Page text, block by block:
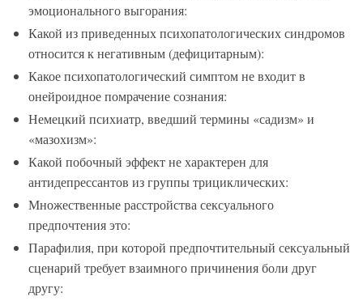
эмоционального выгорания:
Какой из приведенных психопатологических синдромов
относится к негативным (дефицитарным):
Какое психопатологический симптом не входит в
онейроидное помрачение сознания:
Немецкий психиатр, введший термины «садизм» и
«мазохизм»:
Какой побочный эффект не характерен для
антидепрессантов из группы трициклических:
Множественные расстройства сексуального
предпочтения это:
Парафилия, при которой предпочтительный сексуальный
сценарий требует взаимного причинения боли друг
другу: